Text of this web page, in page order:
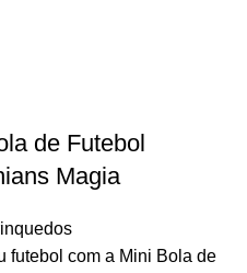
de Futebol
Magia
futebol com a Mini Bola de